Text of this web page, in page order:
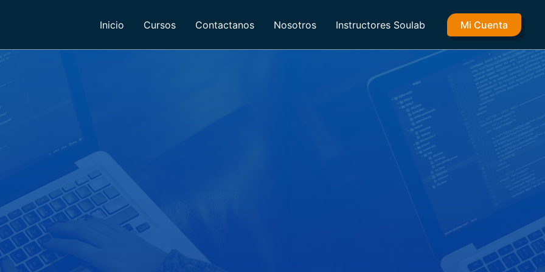
Inicio Cursos Contactanos Nosotros Instructores Soulab Mi Cuenta